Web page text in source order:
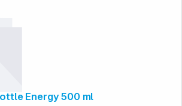
24Bottles Clima Bottle Energy 500 ml